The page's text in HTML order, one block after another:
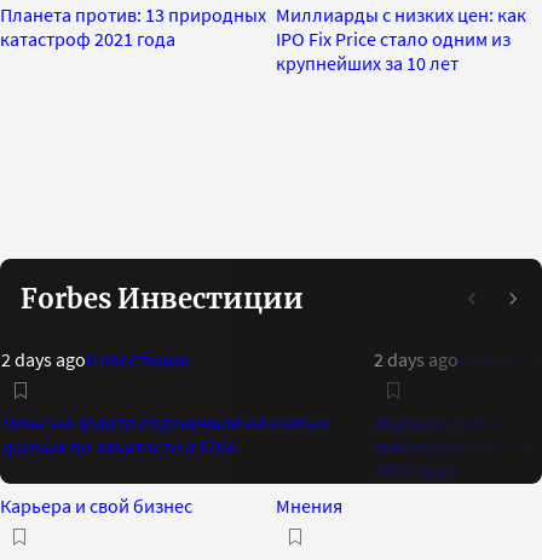
Планета против: 13 природных
катастроф 2021 года
Миллиарды с низких цен: как
IPO Fix Price стало одним из
крупнейших за 10 лет
Forbes Инвестиции
2 days agoИнвестиции
Цены на золото подскочили на слабых
данных по занятости в США
2 days ago
Индикатор Bank of
максимальный
2021 года
Карьера и свой бизнес
Мнения